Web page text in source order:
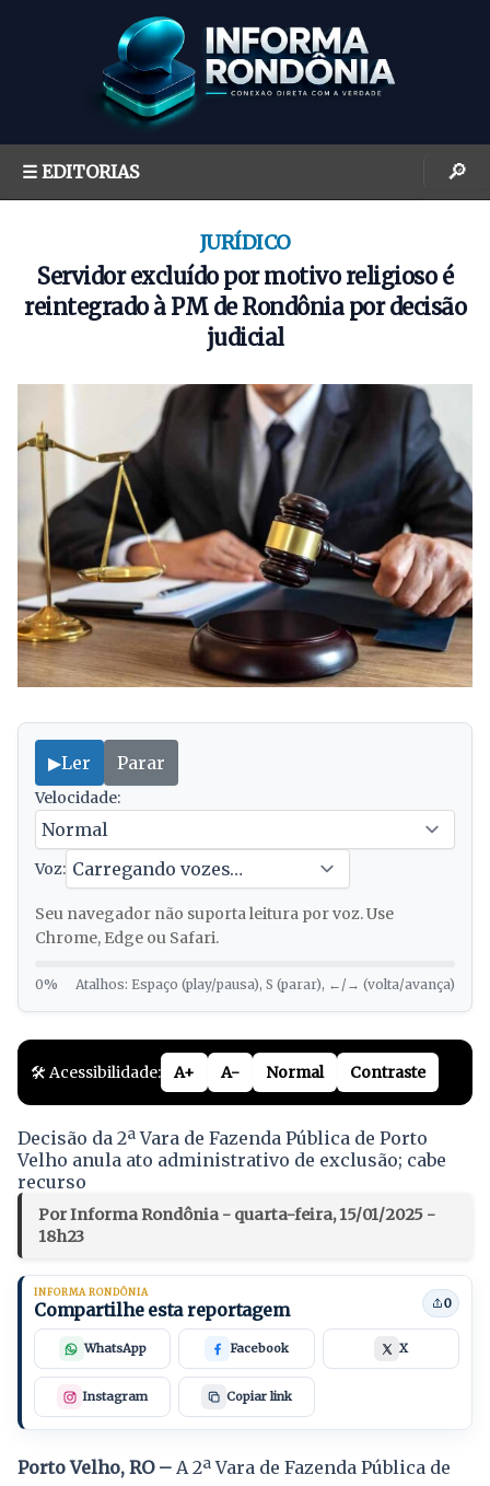
☰ EDITORIAS 🔎
JURÍDICO
Servidor excluído por motivo religioso é
reintegrado à PM de Rondônia por decisão
judicial
▶Ler Parar
Velocidade:
Voz:
Seu navegador não suporta leitura por voz. Use
Chrome, Edge ou Safari.
0% Atalhos: Espaço (play/pausa), S (parar), ←/→ (volta/avança)
🛠️ Acessibilidade: A+ A- Normal Contraste
Decisão da 2ª Vara de Fazenda Pública de Porto
Velho anula ato administrativo de exclusão; cabe
recurso
Por Informa Rondônia - quarta-feira, 15/01/2025 -
18h23
INFORMA RONDÔNIA
Compartilhe esta reportagem 0
WhatsApp Facebook X
Instagram Copiar link
Porto Velho, RO – A 2ª Vara de Fazenda Pública de